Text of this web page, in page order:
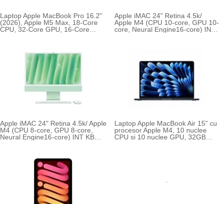
Laptop Apple MacBook Pro 16.2"
(2026), Apple M5 Max, 18-Core
CPU, 32-Core GPU, 16-Core
Apple iMAC 24" Retina 4.5k/
Apple M4 (CPU 10-core, GPU 10-
core, Neural Engine16-core) INT
Apple iMAC 24" Retina 4.5k/ Apple
M4 (CPU 8-core, GPU 8-core,
Neural Engine16-core) INT KB
Laptop Apple MacBook Air 15" cu
procesor Apple M4, 10 nuclee
CPU si 10 nuclee GPU, 32GB